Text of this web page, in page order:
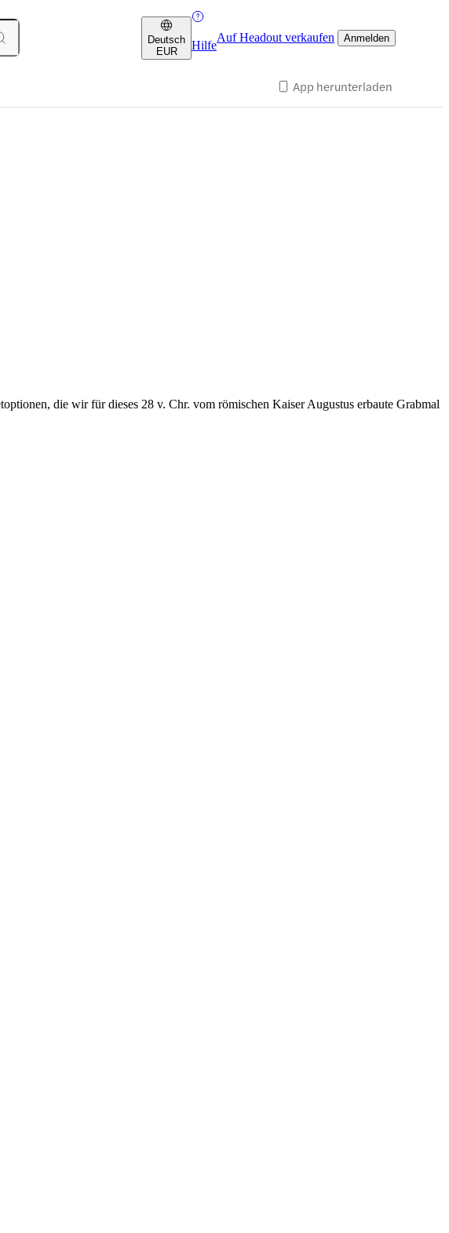
Deutsch
EUR
Hilfe
Auf Headout verkaufen Anmelden
App herunterladen
die wir für dieses 28 v. Chr. vom römischen Kaiser Augustus erbaute Grabmal